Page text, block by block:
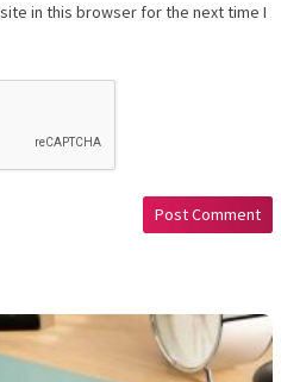
in this browser for the next time I